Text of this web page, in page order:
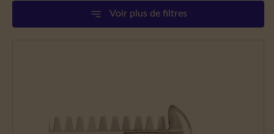
Voir plus de filtres